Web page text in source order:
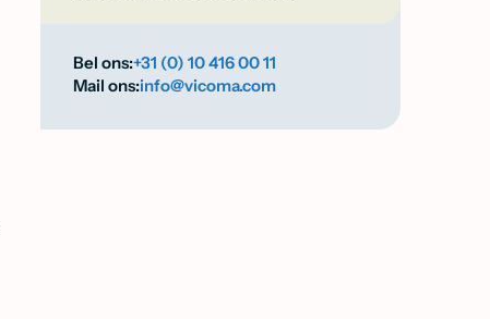
Bel ons:+31 (0) 10 416 00 11
Mail ons:info@vicoma.com